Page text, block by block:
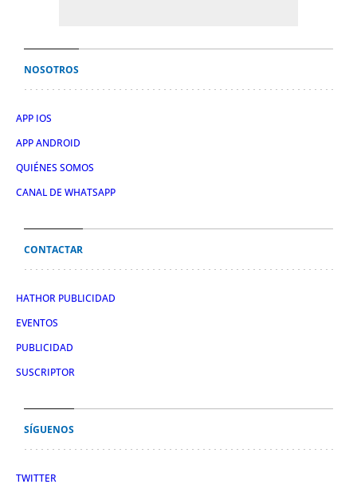
NOSOTROS
APP IOS
APP ANDROID
QUIÉNES SOMOS
CANAL DE WHATSAPP
CONTACTAR
HATHOR PUBLICIDAD
EVENTOS
PUBLICIDAD
SUSCRIPTOR
SÍGUENOS
TWITTER